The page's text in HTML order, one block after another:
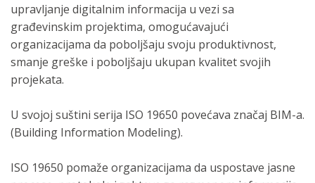
upravljanje digitalnim informacija u vezi sa
građevinskim projektima, omogućavajući
organizacijama da poboljšaju svoju produktivnost,
smanje greške i poboljšaju ukupan kvalitet svojih
projekata.
U svojoj suštini serija ISO 19650 povećava značaj BIM-a.
(Building Information Modeling).
ISO 19650 pomaže organizacijama da uspostave jasne